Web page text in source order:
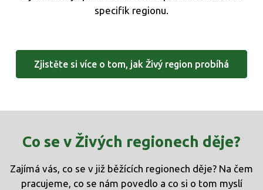
specifik regionu.
Zjistěte si více o tom, jak Živý region probíhá
Co se v Živých regionech děje?
Zajímá vás, co se v již běžících regionech děje? Na čem
pracujeme, co se nám povedlo a co si o tom myslí